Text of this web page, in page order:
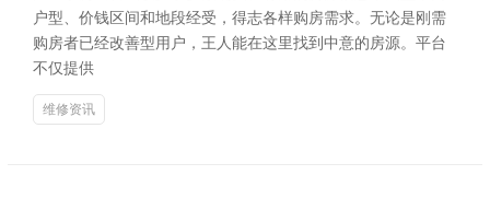
户型、价钱区间和地段经受，得志各样购房需求。无论是刚需
购房者已经改善型用户，王人能在这里找到中意的房源。平台
不仅提供
维修资讯